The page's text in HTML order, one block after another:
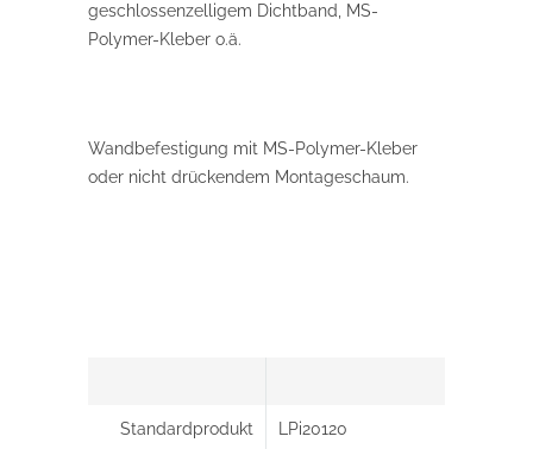
geschlossenzelligem Dichtband, MS-
Polymer-Kleber o.ä.
Wandbefestigung mit MS-Polymer-Kleber
oder nicht drückendem Montageschaum.
Standardprodukt LPi20120